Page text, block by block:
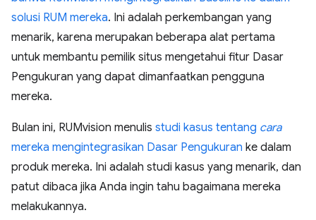
solusi RUM mereka. Ini adalah perkembangan yang
menarik, karena merupakan beberapa alat pertama
untuk membantu pemilik situs mengetahui fitur Dasar
Pengukuran yang dapat dimanfaatkan pengguna
mereka.
Bulan ini, RUMvision menulis studi kasus tentang cara
mereka mengintegrasikan Dasar Pengukuran ke dalam
produk mereka. Ini adalah studi kasus yang menarik, dan
patut dibaca jika Anda ingin tahu bagaimana mereka
melakukannya.